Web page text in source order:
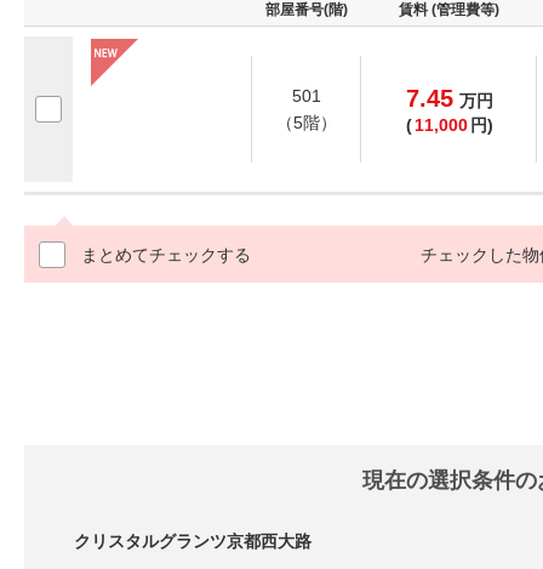
部屋番号(階) 賃料 (管理費等)
501
（5階）
7.45 万円
( 11,000 円)
まとめてチェックする チェックした物
現在の選択条件
クリスタルグランツ京都西大路